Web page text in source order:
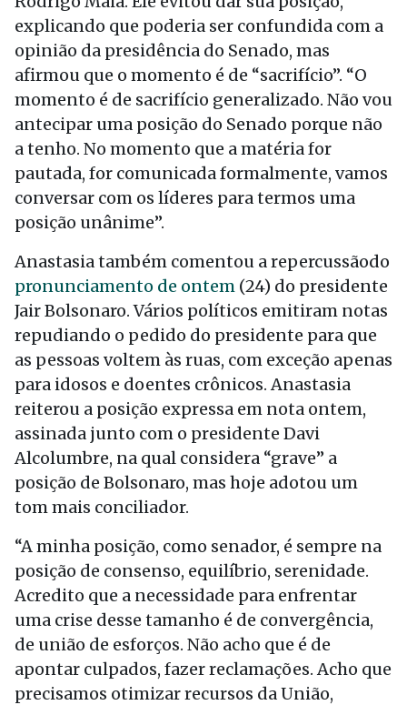
explicando que poderia ser confundida com a
opinião da presidência do Senado, mas
afirmou que o momento é de “sacrifício”. “O
momento é de sacrifício generalizado. Não vou
antecipar uma posição do Senado porque não
a tenho. No momento que a matéria for
pautada, for comunicada formalmente, vamos
conversar com os líderes para termos uma
posição unânime”.
Anastasia também comentou a repercussãodo
pronunciamento de ontem (24) do presidente
Jair Bolsonaro. Vários políticos emitiram notas
repudiando o pedido do presidente para que
as pessoas voltem às ruas, com exceção apenas
para idosos e doentes crônicos. Anastasia
reiterou a posição expressa em nota ontem,
assinada junto com o presidente Davi
Alcolumbre, na qual considera “grave” a
posição de Bolsonaro, mas hoje adotou um
tom mais conciliador.
“A minha posição, como senador, é sempre na
posição de consenso, equilíbrio, serenidade.
Acredito que a necessidade para enfrentar
uma crise desse tamanho é de convergência,
de união de esforços. Não acho que é de
apontar culpados, fazer reclamações. Acho que
precisamos otimizar recursos da União,